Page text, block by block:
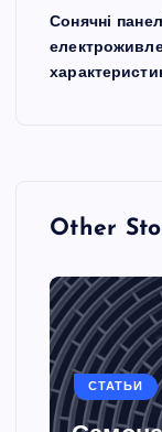
Сонячні
Other
СТАТЬИ